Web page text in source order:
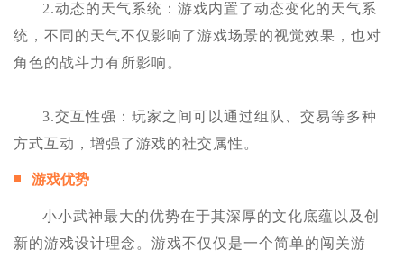
2.动态的天气系统：游戏内置了动态变化的天气系
统，不同的天气不仅影响了游戏场景的视觉效果，也对
角色的战斗力有所影响。
3.交互性强：玩家之间可以通过组队、交易等多种
方式互动，增强了游戏的社交属性。
游戏优势
小小武神最大的优势在于其深厚的文化底蕴以及创
新的游戏设计理念。游戏不仅仅是一个简单的闯关游